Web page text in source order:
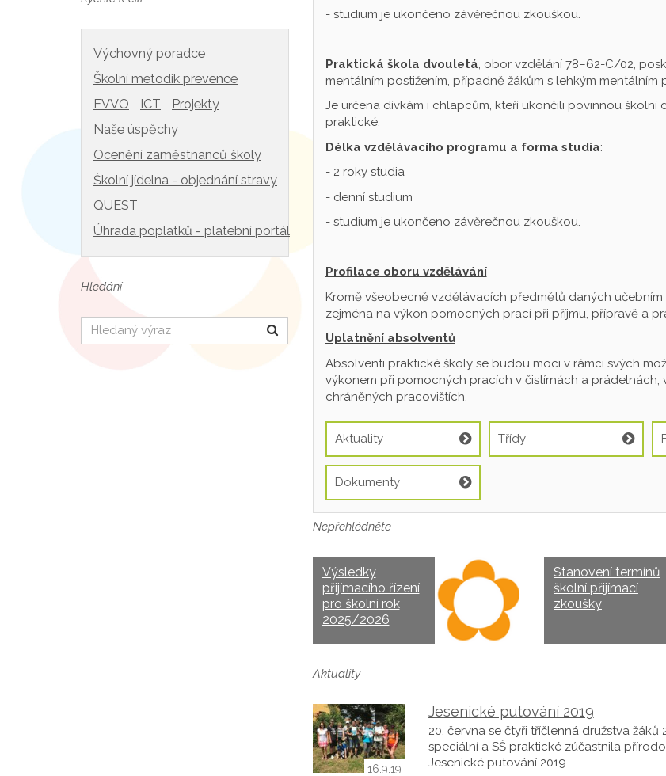
Výchovný poradce
Školní metodik prevence
EVVO
ICT
Projekty
Naše úspěchy
Ocenění zaměstnanců školy
Školní jídelna - objednání stravy
QUEST
Úhrada poplatků - platební portál
Hledání
Hledat
- studium je ukončeno závěrečnou zkouškou.
Praktická škola dvouletá, obor vzdělání 78–62-C/02,
mentálním postižením, případně žákům s lehkým mentálním
Je určena dívkám i chlapcům, kteří ukončili povinnou
praktické.
Délka vzdělávacího programu a forma studia:
- 2 roky studia
- denní studium
- studium je ukončeno závěrečnou zkouškou.
Profilace oboru vzdělávání
Kromě všeobecně vzdělávacích předmětů daných
zejména na výkon pomocných prací při příjmu, přípravě a
Uplatnění absolventů
Absolventi praktické školy se budou moci v rámci svých
výkonem při pomocných pracích v čistírnách a
chráněných pracovištích.
Aktuality Třídy
Dokumenty
Nepřehlédněte
Výsledky
přijímacího řízení
pro školní rok
2025/2026
Stanovení termínů
školní přijímací
zkoušky
Aktuality
16.9.19
Jesenické putování 2019
20. června se čtyři tříčlenná družstva žáků
speciální a SŠ praktické zúčastnila
Jesenické putování 2019.